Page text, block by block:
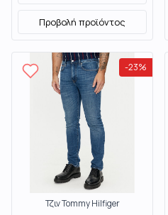
Προβολή προϊόντος
-23%
Τζιν Tommy Hilfiger